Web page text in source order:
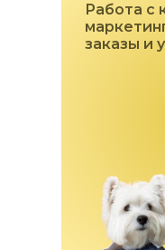
Работа с
заказы и